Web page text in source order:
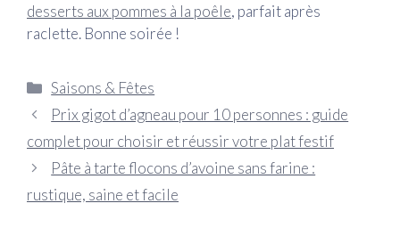
desserts aux pommes à la poêle, parfait après
raclette. Bonne soirée !
Catégories
Saisons & Fêtes
Prix gigot d’agneau pour 10 personnes : guide
complet pour choisir et réussir votre plat festif
Pâte à tarte flocons d’avoine sans farine :
rustique, saine et facile